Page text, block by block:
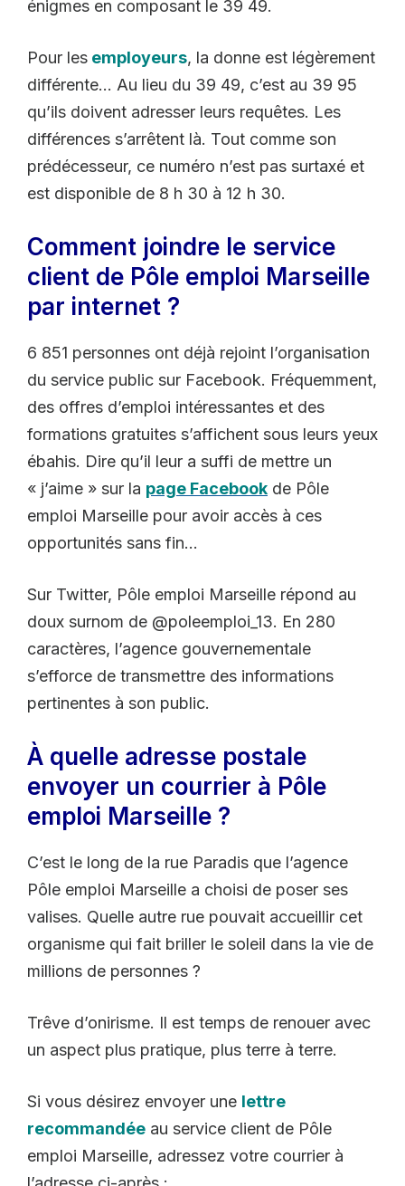
énigmes en composant le 39 49.
Pour les employeurs, la donne est légèrement
différente… Au lieu du 39 49, c’est au 39 95
qu’ils doivent adresser leurs requêtes. Les
différences s’arrêtent là. Tout comme son
prédécesseur, ce numéro n’est pas surtaxé et
est disponible de 8 h 30 à 12 h 30.
Comment joindre le service
client de Pôle emploi Marseille
par internet ?
6 851 personnes ont déjà rejoint l’organisation
du service public sur Facebook. Fréquemment,
des offres d’emploi intéressantes et des
formations gratuites s’affichent sous leurs yeux
ébahis. Dire qu’il leur a suffi de mettre un
« j’aime » sur la page Facebook de Pôle
emploi Marseille pour avoir accès à ces
opportunités sans fin…
Sur Twitter, Pôle emploi Marseille répond au
doux surnom de @poleemploi_13. En 280
caractères, l’agence gouvernementale
s’efforce de transmettre des informations
pertinentes à son public.
À quelle adresse postale
envoyer un courrier à Pôle
emploi Marseille ?
C’est le long de la rue Paradis que l’agence
Pôle emploi Marseille a choisi de poser ses
valises. Quelle autre rue pouvait accueillir cet
organisme qui fait briller le soleil dans la vie de
millions de personnes ?
Trêve d’onirisme. Il est temps de renouer avec
un aspect plus pratique, plus terre à terre.
Si vous désirez envoyer une lettre
recommandée au service client de Pôle
emploi Marseille, adressez votre courrier à